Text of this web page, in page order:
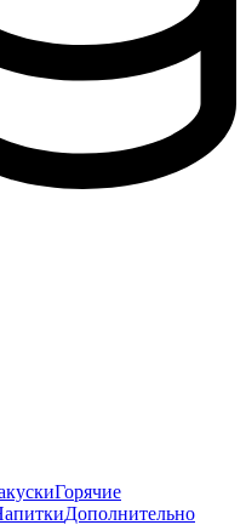
Горячие
Дополнительно